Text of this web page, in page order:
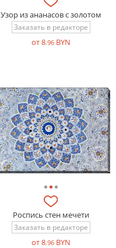
Узор из ананасов с золотом
Заказать в редакторе
от 8.96BYN
Роспись стен мечети
Заказать в редакторе
от 8.96BYN